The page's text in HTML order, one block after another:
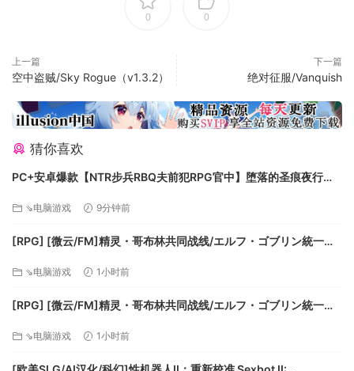
0 0
上一篇
空中盗贼/Sky Rogue（v1.3.2）
下一篇
绝对征服/Vanquish
猜你喜欢
PC+安卓爆款【NTR步兵RBQ夫前犯RPG官中】堕落的圣痕夜行传
【6.5G】百度/迅雷/UC/夸克
⇘电脑游戏 9分钟前
[RPG] [微云/FM]精灵・哥布林共同战线/エルフ・ゴブリン統一戦
⇘电脑游戏 1小时前
[RPG] [微云/FM]精灵・哥布林共同战线/エルフ・ゴブリン統一戦
⇘电脑游戏 1小时前